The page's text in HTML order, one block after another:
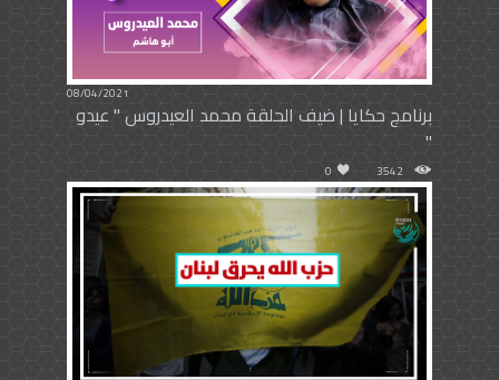
08/04/2021
برنامج حكايا | ضيف الحلقة محمد العيدروس " عيدو
"
3542
0